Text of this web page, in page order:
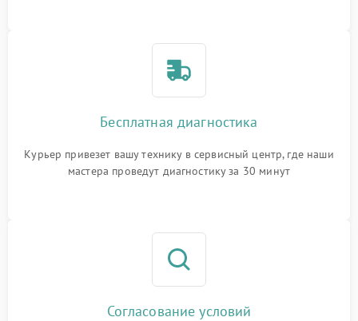
Бесплатная диагностика
Курьер привезет вашу технику в сервисный центр, где наши
мастера проведут диагностику за 30 минут
Согласование условий